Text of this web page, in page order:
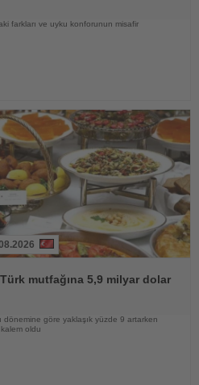
farkları ve uyku konforunun misafir
mutfağına 5,9 milyar dolar
dönemine göre yaklaşık yüzde 9 artarken
oldu